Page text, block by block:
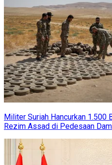
Militer Suriah Hancurkan 1.500
Rezim Assad di Pedesaan